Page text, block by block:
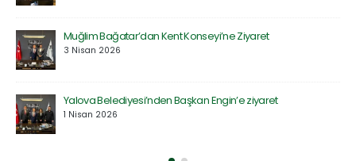
Saadet Partisi Heyetinden Kent Konseyi’ne Ziyaret
27 Mart 2026
Defne Ekolojik Orman Parkı’nın Temel Atma Töreni
Gerçekleştirildi